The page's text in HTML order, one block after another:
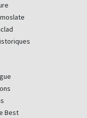
Best